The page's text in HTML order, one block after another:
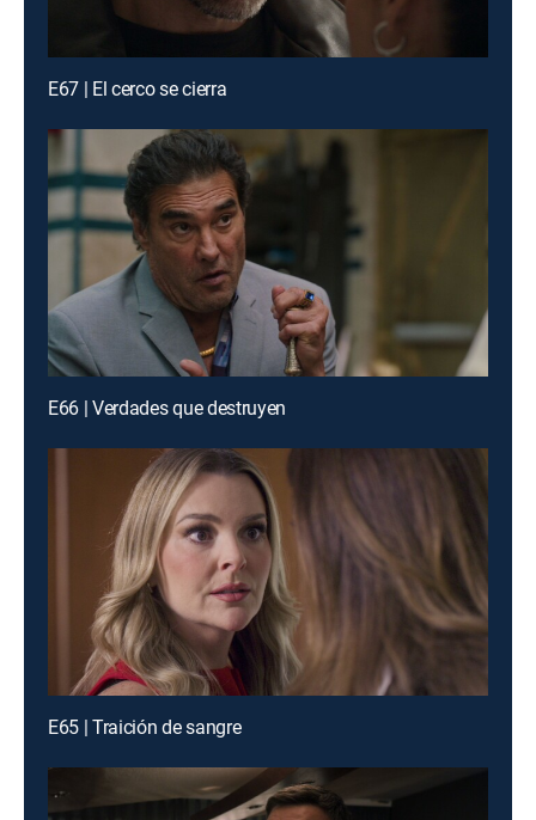
E67 | El cerco se cierra
E66 | Verdades que destruyen
E65 | Traición de sangre